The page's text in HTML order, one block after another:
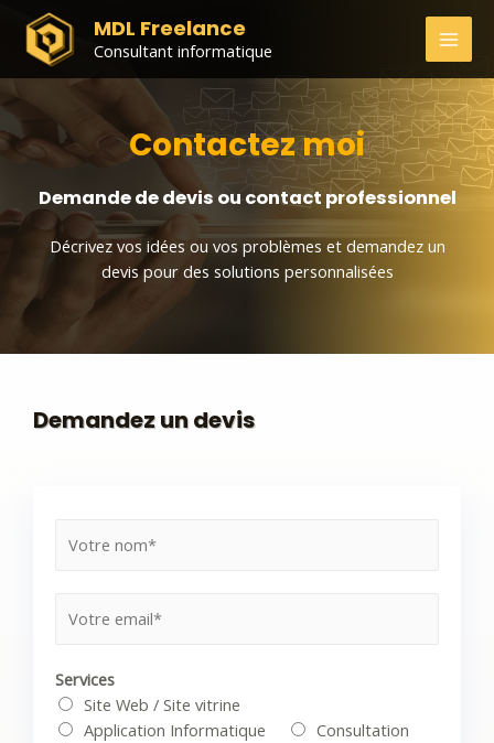
MDL Freelance
Consultant informatique
Contactez moi
Demande de devis ou contact professionnel
Décrivez vos idées ou vos problèmes et demandez un
devis pour des solutions personnalisées
Demandez un devis
Services
Site Web / Site vitrine
Application Informatique
Consultation